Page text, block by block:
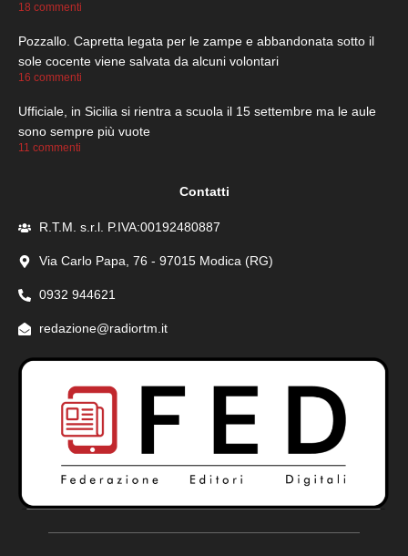
18 commenti
Pozzallo. Capretta legata per le zampe e abbandonata sotto il
sole cocente viene salvata da alcuni volontari
16 commenti
Ufficiale, in Sicilia si rientra a scuola il 15 settembre ma le aule
sono sempre più vuote
11 commenti
Contatti
R.T.M. s.r.l. P.IVA:00192480887
Via Carlo Papa, 76 - 97015 Modica (RG)
0932 944621
redazione@radiortm.it